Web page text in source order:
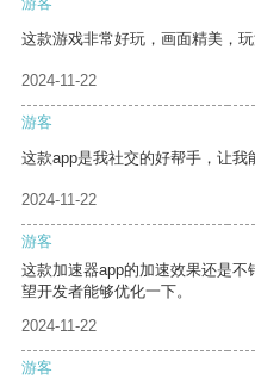
这款游戏非常好玩，画面精美，玩
2024-11-22
游客
这款app是我社交的好帮手，让我
2024-11-22
游客
这款加速器app的加速效果还是
望开发者能够优化一下。
2024-11-22
游客